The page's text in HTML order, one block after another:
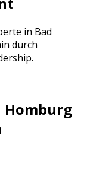
in Bad
durch
Homburg